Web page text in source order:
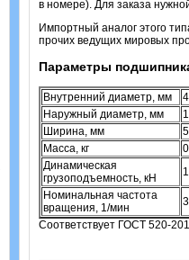
в номере). Для заказа
Импортный аналог этого
прочих ведущих мировых
Параметры
Внутренний диаметр, мм
4
Наружный диаметр, мм
Ширина, мм
5
Масса, кг
Динамическая
грузоподъемность, кН
Номинальная частота
вращения, 1/мин
Соответствует ГОСТ 520-